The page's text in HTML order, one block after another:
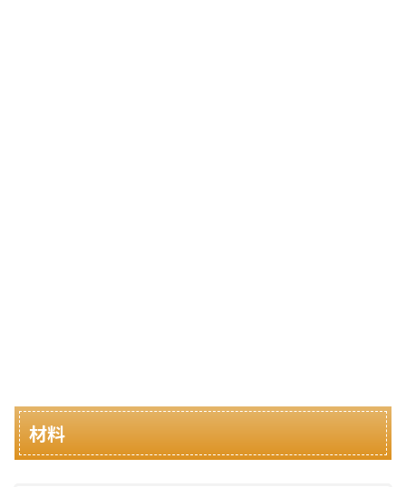
材料